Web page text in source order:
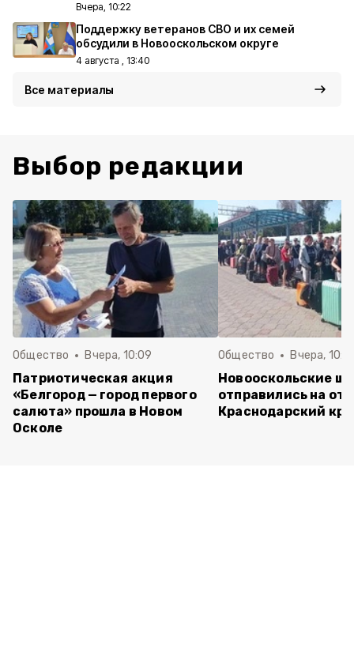
Вчера, 10:22
Поддержку ветеранов СВО и их семей
обсудили в Новооскольском округе
4 августа , 13:40
Все материалы
Выбор редакции
Общество Вчера, 10:09
Патриотическая акция
«Белгород — город первого
салюта» прошла в Новом
Осколе
Общество Вчера,
Новооскольские
отправились на
Краснодарский